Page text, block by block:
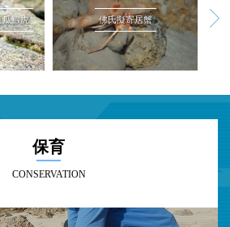
掘氏棘金眼鯛
保育
CONSERVATION